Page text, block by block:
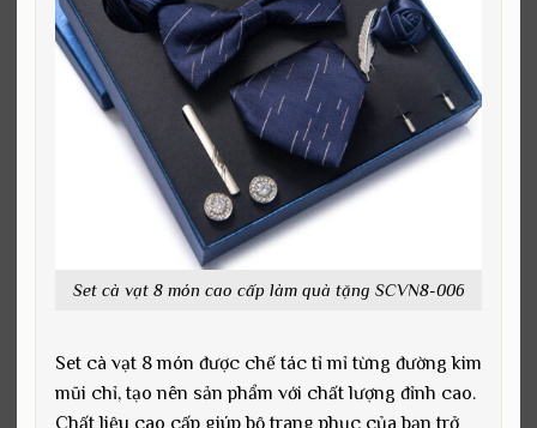
Set cà vạt 8 món cao cấp làm quà tặng SCVN8-006
Set cà vạt 8 món được chế tác tỉ mỉ từng đường kim
mũi chỉ, tạo nên sản phẩm với chất lượng đỉnh cao.